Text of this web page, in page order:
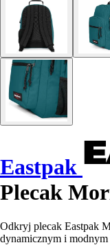
Eastpak
Plecak
Odkryj plecak Eastpak
dynamicznym i